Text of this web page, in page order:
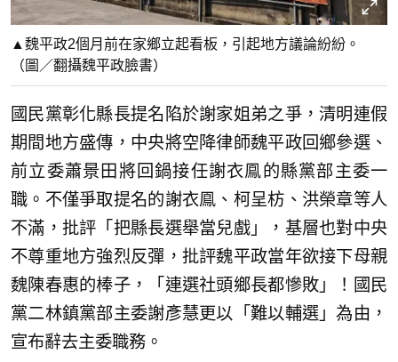
▲魏平政2個月前在家鄉立起看板，引起地方議論紛紛。
（圖／翻攝魏平政臉書）
國民黨彰化縣長提名陷於謝家姐弟之爭，清明連假
期間地方盛傳，中央將空降律師魏平政回鄉參選、
前立委蕭景田將回鍋接任謝衣鳯的縣黨部主委一
職。不僅爭取提名的謝衣鳯、柯呈枋、洪榮章等人
不滿，批評「把縣長選舉當兒戲」，基層也對中央
不尊重地方強烈反彈，批評魏平政當年欲接下母親
魏陳春惠的棒子，「連選社頭鄉長都慘敗」！國民
黨二林鎮黨部主委謝彥慧更以「難以輔選」為由，
宣布辭去主委職務。